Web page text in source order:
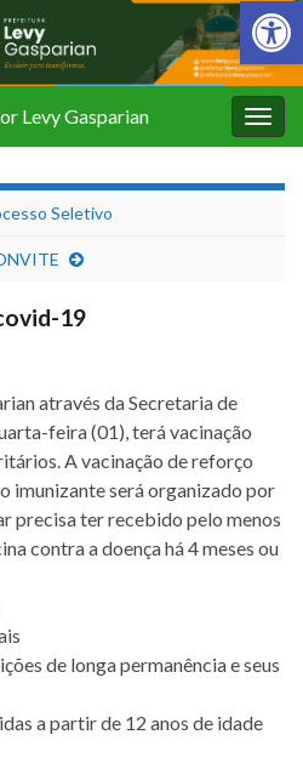
Barra de
Levy Gasparian
Seletivo
19
através da Secretaria de
feira (01), terá vacinação
A vacinação de reforço
imunizante será organizado por
precisa ter recebido pelo menos
contra a doença há 4 meses ou
de longa permanência e seus
a partir de 12 anos de idade